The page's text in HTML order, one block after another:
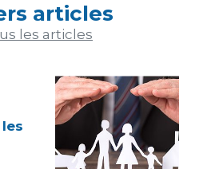
articles
les articles